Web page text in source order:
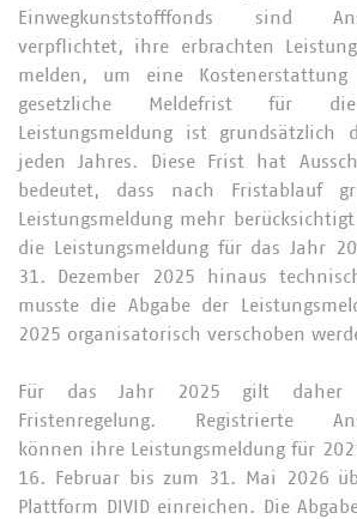
Einwegkunststofffonds sind
verpflichtet, ihre erbrachten
melden, um eine
gesetzliche Meldefrist für
Leistungsmeldung ist
jeden Jahres. Diese Frist hat
bedeutet, dass nach Fristablauf
Leistungsmeldung mehr
die Leistungsmeldung für das Jahr
31. Dezember 2025 hinaus
musste die Abgabe der
2025 organisatorisch verschoben
Für das Jahr 2025 gilt daher
Fristenregelung. Registrierte
können ihre Leistungsmeldung für
16. Februar bis zum 31. Mai 2026
Plattform DIVID einreichen. Die